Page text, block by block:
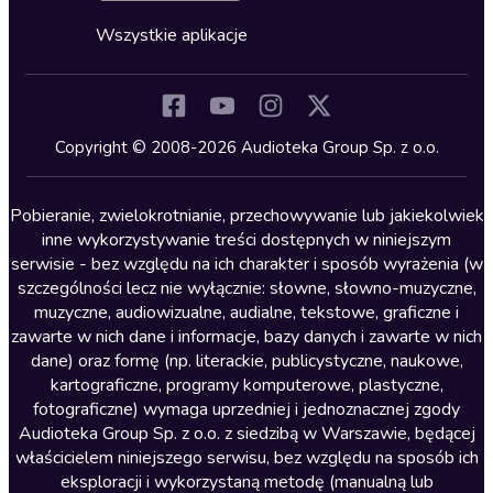
Kryminały
Lektury szkolne
Literatura anglojęzyczna
Literatura faktu
Literatura obyczajowa
Literatura piękna obca
Literatura piękna polska
Nagrania relaksacyjne
Nauka języków
Nauki humanistyczne
Cykle audiobooków
Wszystkie aplikacje
Copyright © 2008-2026 Audioteka Group Sp. z o.o.
Pobieranie, zwielokrotnianie, przechowywanie lub jakiekolwiek
inne wykorzystywanie treści dostępnych w niniejszym
serwisie - bez względu na ich charakter i sposób wyrażenia (w
szczególności lecz nie wyłącznie: słowne, słowno-muzyczne,
muzyczne, audiowizualne, audialne, tekstowe, graficzne i
zawarte w nich dane i informacje, bazy danych i zawarte w nich
dane) oraz formę (np. literackie, publicystyczne, naukowe,
kartograficzne, programy komputerowe, plastyczne,
fotograficzne) wymaga uprzedniej i jednoznacznej zgody
Audioteka Group Sp. z o.o. z siedzibą w Warszawie, będącej
właścicielem niniejszego serwisu, bez względu na sposób ich
eksploracji i wykorzystaną metodę (manualną lub